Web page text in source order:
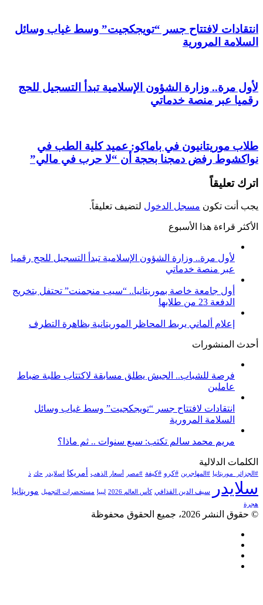
انتقادات لافتتاح جسر “تويجكجيت” وسط غياب وسائل
السلامة المرورية
لأول مرة.. وزارة الشؤون الإسلامية تبدأ التسجيل للحج
رقميا عبر منصة خدماتي
طلاب موريتانيون في باماكو: عميد كلية الطب في
نواكشوط رفض دمجنا بحجة أن “لا حرب في مالي”
اترك تعليقاً
يجب أنت تكون مسجل الدخول لتضيف تعليقاً.
الأكثر قراءة هذا الأسبوع
لأول مرة.. وزارة الشؤون الإسلامية تبدأ التسجيل للحج رقميا
عبر منصة خدماتي
أول جامعة خاصة بموريتانيا.. “سيب منجمنت” تحتفل بتخريج
الدفعة 23 من طلابها
إعلام ألماني يربط المحاظر الموريتانية بظاهرة التطرف
أحدث المنشورات
فرصة للشباب.. الجيش يطلق مسابقة لاكتتاب طلبة ضباط
عاملين
انتقادات لافتتاح جسر “تويجكجيت” وسط غياب وسائل
السلامة المرورية
مريم محمد سالم تكتب: سبع سنوات .. ثم ماذا؟
الكلمات الدلالية
#الجزائر_موريتانيا #المهاجرين #كرو #كيفة #مصر أسعار الذهب أمريكا اسلايدر حك ذ
سلايدر سيف الدين القذافي كأس العالم 2026 ليبيا مستحضرات التجميل موريتانيا
هجرة
© حقوق النشر 2026، جميع الحقوق محفوظة